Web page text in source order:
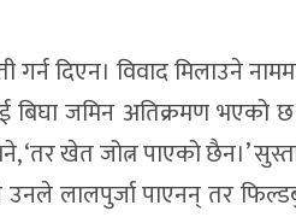
दिएन। विवाद मिलाउने
बिघा जमिन अतिक्रमण भएको
खेत जोत्न पाएको छैन।’
उनले लालपुर्जा पाएनन् तर